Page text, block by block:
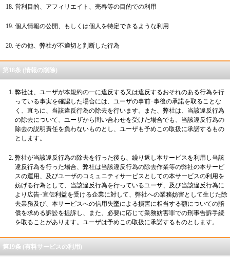
営利目的、アフィリエイト、売春等の目的での利用
個人情報の公開、もしくは個人を特定できるような利用
その他、弊社が不適切と判断した行為
第18条 (情報の削除)
弊社は、ユーザが本規約の一に違反する又は違反するおそれのある行為を行
っている事実を確認した場合には、ユーザの事前･事後の承諾を取ることな
く、直ちに、当該違反行為の除去を行います。また、弊社は、当該違反行為
の除去について、ユーザから問い合わせを受けた場合でも、当該違反行為の
除去の説明責任を負わないものとし、ユーザも予めこの取扱に承諾するもの
とします。
弊社が当該違反行為の除去を行った後も、繰り返し本サービスを利用し当該
違反行為を行った場合、弊社は当該違反行為の除去作業等の弊社の本サービ
スの運用、及びユーザのコミュニティサービスとしての本サービスの利用を
妨げる行為として、当該違反行為を行っているユーザ、及び当該違反行為に
より広告･宣伝利益を受ける企業に対して、弊社への業務妨害として生じた除
去業務及び、本サービスへの信用失墜による損害に相当する額についての賠
償を求める訴訟を提訴し、また、必要に応じて業務妨害罪での刑事告訴手続
を取ることがあります。ユーザは予めこの取扱に承諾するものとします。
第19条 (有料サービスの利用)